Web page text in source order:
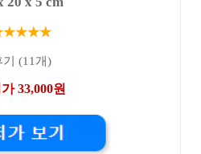
기 (11개)
33,000원